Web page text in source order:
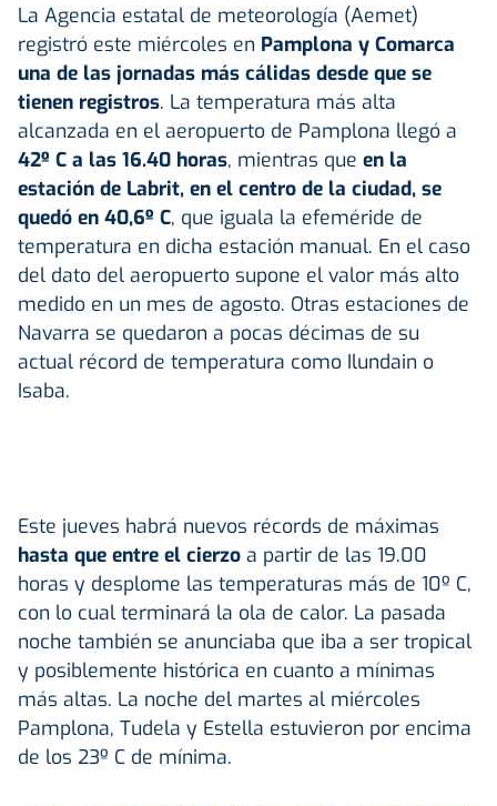
La Agencia estatal de meteorología (Aemet)
registró este miércoles en Pamplona y Comarca
una de las jornadas más cálidas desde que se
tienen registros. La temperatura más alta
alcanzada en el aeropuerto de Pamplona llegó a
42º C a las 16.40 horas, mientras que en la
estación de Labrit, en el centro de la ciudad, se
quedó en 40,6º C, que iguala la efeméride de
temperatura en dicha estación manual. En el caso
del dato del aeropuerto supone el valor más alto
medido en un mes de agosto. Otras estaciones de
Navarra se quedaron a pocas décimas de su
actual récord de temperatura como Ilundain o
Isaba.
Este jueves habrá nuevos récords de máximas
hasta que entre el cierzo a partir de las 19.00
horas y desplome las temperaturas más de 10º C,
con lo cual terminará la ola de calor. La pasada
noche también se anunciaba que iba a ser tropical
y posiblemente histórica en cuanto a mínimas
más altas. La noche del martes al miércoles
Pamplona, Tudela y Estella estuvieron por encima
de los 23º C de mínima.